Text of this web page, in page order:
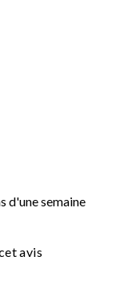
d'une semaine
avis